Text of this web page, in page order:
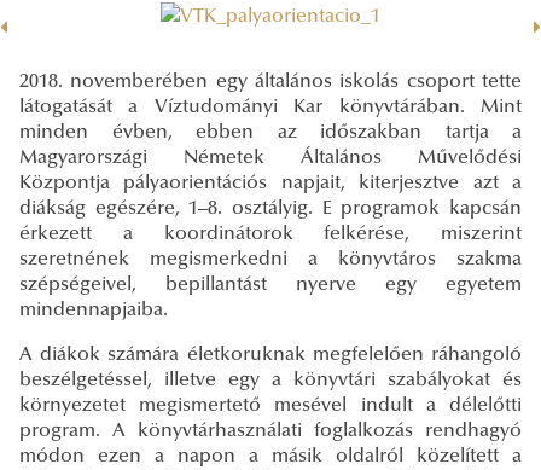
2018. novemberében egy általános iskolás csoport tette
látogatását a Víztudományi Kar könyvtárában. Mint
minden évben, ebben az időszakban tartja a
Magyarországi Németek Általános Művelődési
Központja pályaorientációs napjait, kiterjesztve azt a
diákság egészére, 1–8. osztályig. E programok kapcsán
érkezett a koordinátorok felkérése, miszerint
szeretnének megismerkedni a könyvtáros szakma
szépségeivel, bepillantást nyerve egy egyetem
mindennapjaiba.
A diákok számára életkoruknak megfelelően ráhangoló
beszélgetéssel, illetve egy a könyvtári szabályokat és
környezetet megismertető mesével indult a délelőtti
program. A könyvtárhasználati foglalkozás rendhagyó
módon ezen a napon a másik oldalról közelített a